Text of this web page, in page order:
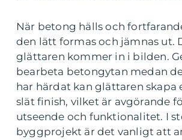
När betong hälls och
den lätt formas och jämnas ut.
glättaren kommer in i bilden.
bearbeta betongytan medan
har härdat kan glättaren skapa
slät finish, vilket är avgörande
utseende och funktionalitet. I
byggprojekt är det vanligt att